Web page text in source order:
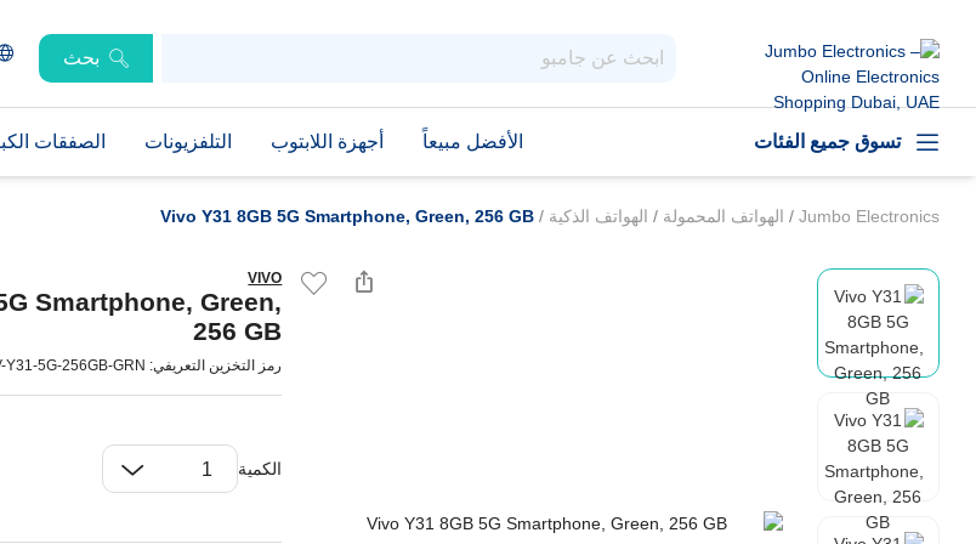
بحث
تسوق جميع الفئات الأفضل مبيعاً أجهزة اللابتوب التلفزيونات الصفقات
Jumbo Electronics
/ الهواتف المحمولة / الهواتف الذكية /
Vivo Y31 8GB 5G Smartphone, Green, 256 GB
VIVO
Smartphone, Green,
256 GB
رمز التخزين التعريفي: VIV-Y31-5G-256GB-GRN
الكمية